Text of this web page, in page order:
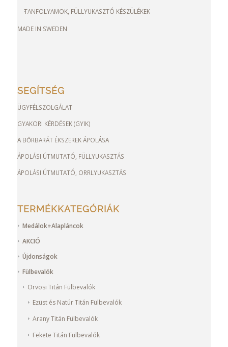
TANFOLYAMOK, FÜLLYUKASZTÓ KÉSZÜLÉKEK
MADE IN SWEDEN
SEGÍTSÉG
ÜGYFÉLSZOLGÁLAT
GYAKORI KÉRDÉSEK (GYIK)
A BŐRBARÁT ÉKSZEREK ÁPOLÁSA
ÁPOLÁSI ÚTMUTATÓ, FÜLLYUKASZTÁS
ÁPOLÁSI ÚTMUTATÓ, ORRLYUKASZTÁS
TERMÉKKATEGÓRIÁK
Medálok+Alapláncok
AKCIÓ
Újdonságok
Fülbevalók
Orvosi Titán Fülbevalók
Ezüst és Natúr Titán Fülbevalók
Arany Titán Fülbevalók
Fekete Titán Fülbevalók